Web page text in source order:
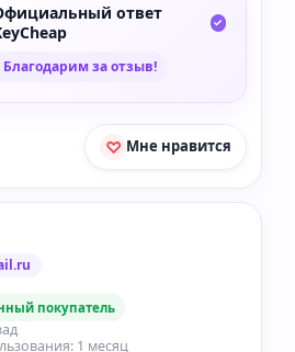
ответ
Благодарим за отзыв!
Мне нравится
покупатель
1 месяц